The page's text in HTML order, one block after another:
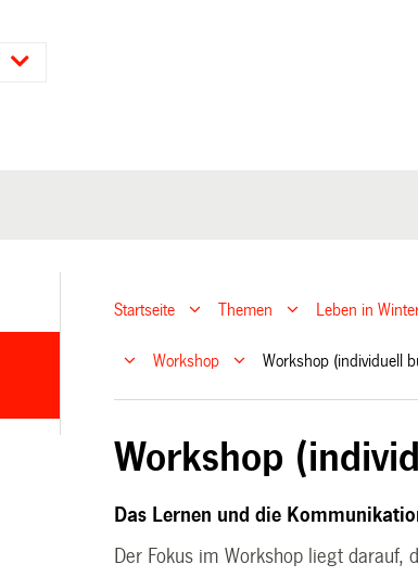
Startseite Themen Leben in
Workshop Workshop (individuell
Workshop
Das Lernen und die
Der Fokus im Workshop liegt darauf,